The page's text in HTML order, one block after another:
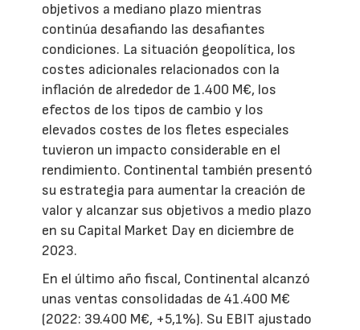
objetivos a mediano plazo mientras
continúa desafiando las desafiantes
condiciones. La situación geopolítica, los
costes adicionales relacionados con la
inflación de alrededor de 1.400 M€, los
efectos de los tipos de cambio y los
elevados costes de los fletes especiales
tuvieron un impacto considerable en el
rendimiento. Continental también presentó
su estrategia para aumentar la creación de
valor y alcanzar sus objetivos a medio plazo
en su Capital Market Day en diciembre de
2023.
En el último año fiscal, Continental alcanzó
unas ventas consolidadas de 41.400 M€
(2022: 39.400 M€, +5,1%). Su EBIT ajustado